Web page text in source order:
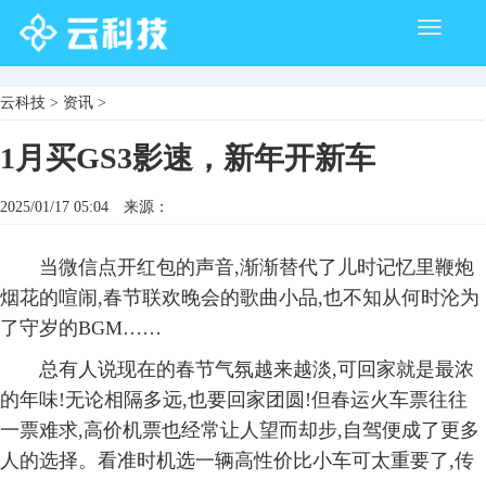
Toggle
云科技 > 资讯 >
1月买GS3影速，新年开新车
2025/01/17 05:04 来源：
当微信点开红包的声音,渐渐替代了 儿时记忆里鞭炮
烟花的喧闹 ,春节联欢晚会的歌曲小品,也不知从何时沦为
了守岁的BGM……
总有人说现在的春节气氛越来越淡,可回家就是最浓
的年味!无论相隔多远,也要回 家团圆 !但春运火车票往往
一票难求,高价机票也经常让人望而却步,自驾便成了更多
人的选择。 看准时机选一辆高性价比小车可太重要了,传